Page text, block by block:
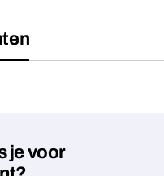
je voor